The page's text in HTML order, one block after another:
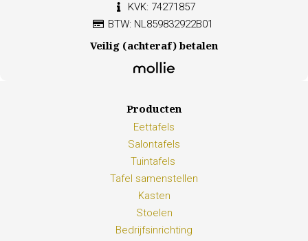
KVK: 74271857
BTW: NL859832922B01
Veilig (achteraf) betalen
Producten
Eettafels
Salontafels
Tuintafels
Tafel samenstellen
Kasten
Stoelen
Bedrijfsinrichting